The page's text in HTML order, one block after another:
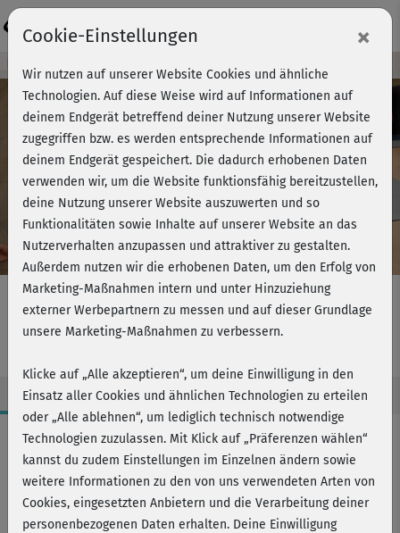
Play
Video
Kursvorschau - Jetzt mitmachen!
BBP mit Steffi - Bauch & Core
Workout-Facts
mittelschwer
15 Min
115 kcal
Cookie-Einstellungen ×
Wir nutzen auf unserer Website Cookies und ähnliche
Technologien. Auf diese Weise wird auf Informationen auf
deinem Endgerät betreffend deiner Nutzung unserer Website
zugegriffen bzw. es werden entsprechende Informationen auf
deinem Endgerät gespeichert. Die dadurch erhobenen Daten
verwenden wir, um die Website funktionsfähig bereitzustellen,
deine Nutzung unserer Website auszuwerten und so
Funktionalitäten sowie Inhalte auf unserer Website an das
Nutzerverhalten anzupassen und attraktiver zu gestalten.
Außerdem nutzen wir die erhobenen Daten, um den Erfolg von
Marketing-Maßnahmen intern und unter Hinzuziehung
externer Werbepartnern zu messen und auf dieser Grundlage
unsere Marketing-Maßnahmen zu verbessern.
Klicke auf „Alle akzeptieren“, um deine Einwilligung in den
Einsatz aller Cookies und ähnlichen Technologien zu erteilen
oder „Alle ablehnen“, um lediglich technisch notwendige
Technologien zuzulassen. Mit Klick auf „Präferenzen wählen“
kannst du zudem Einstellungen im Einzelnen ändern sowie
weitere Informationen zu den von uns verwendeten Arten von
Cookies, eingesetzten Anbietern und die Verarbeitung deiner
personenbezogenen Daten erhalten. Deine Einwilligung